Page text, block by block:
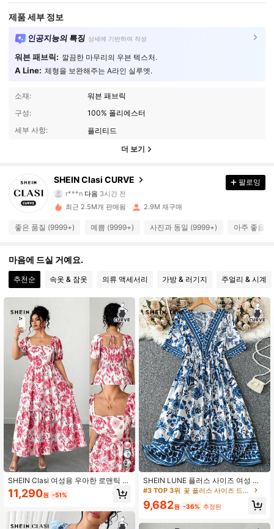
제품 세부 정보
인공지능의 특징 상세에 기반하여 작성
워븐 패브릭: 깔끔한 마무리의 우븐 텍스처.
A Line: 체형을 보완해주는 A라인 실루엣.
소재:
워븐 패브릭
구성:
100% 폴리에스터
세부 사항:
플리티드
더 보기
SHEIN Clasi CURVE
r***n다음3시간 전
t***0 가 탐색 중입니다
4.90
337K 팔로워
4.90 337K 팔로워
337K 팔로워
337K 팔로워
4.90 337K 팔로워
4.90 337K 팔로워
4.90 337K 팔로워
팔로잉
최근 2.5M개 판매됨 2.9M 재구매
좋은 품질 (9999+) 예쁨 (9999+) 사진과 동일 (9999+) 아주 좋음
마음에 드실 거예요.
추천순 속옷 & 잠옷 의류 액세서리 가방 & 러기지 주얼리 & 시계
SHEIN Clasi 여성용 우아한 로맨틱 플
로럴 프린트 꽃잎 소매 스퀘어 넥 드레
스
11,290원 -51%
SHEIN LUNE 플러스 사이즈 여성 블
루-화이트 플로랄 프린트 반소매 드레
아웃핏, 여성용 이스터 드레스, 여성용
아웃핏, 보헤미안, 여성용 여름 아웃
#3 TOP 3위 꽃 플러스 사이즈 드레스
9,682원 -36% 추정된